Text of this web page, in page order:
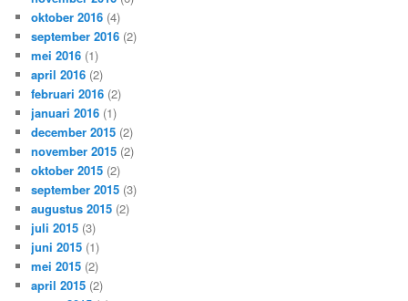
oktober 2016 (4)
september 2016 (2)
mei 2016 (1)
april 2016 (2)
februari 2016 (2)
januari 2016 (1)
december 2015 (2)
november 2015 (2)
oktober 2015 (2)
september 2015 (3)
augustus 2015 (2)
juli 2015 (3)
juni 2015 (1)
mei 2015 (2)
april 2015 (2)